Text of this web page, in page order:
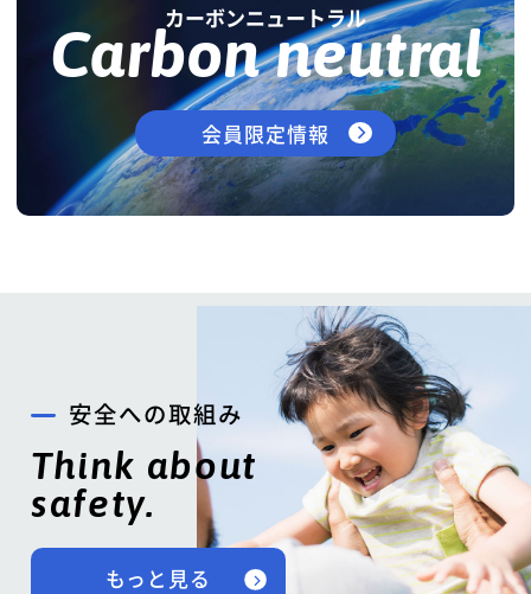
カーボンニュートラル
Carbon neutral
会員限定情報
安全への取組み
Think about
safety.
もっと見る